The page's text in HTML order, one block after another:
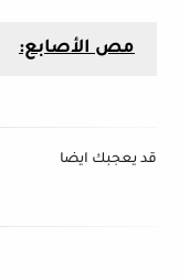
مص الأصابع:
قد يعجبك ايضا